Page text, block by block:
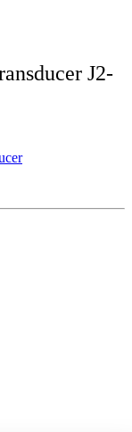
J2-